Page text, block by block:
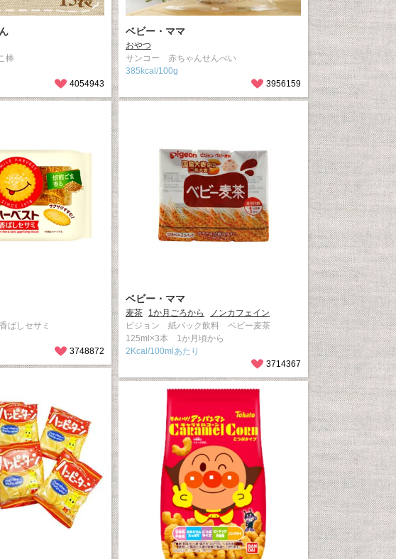
棒
4054943
ベビー・ママ
おやつ
サンコー 赤ちゃんせんべい
385kcal/100g
3956159
ばしセサミ
3748872
ベビー・ママ
麦茶 1か月ごろから
ノンカフェイン
ピジョン 紙パック飲料 ベビー麦茶
125ml×3本 1か月頃から
2Kcal/100mlあたり
3714367